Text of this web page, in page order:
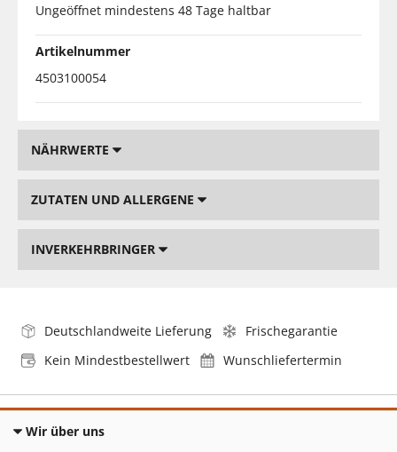
Ungeöffnet mindestens 48 Tage haltbar
Artikelnummer
4503100054
NÄHRWERTE
ZUTATEN UND ALLERGENE
INVERKEHRBRINGER
Deutschlandweite Lieferung
Frischegarantie
Kein Mindestbestellwert
Wunschliefertermin
Wir über uns